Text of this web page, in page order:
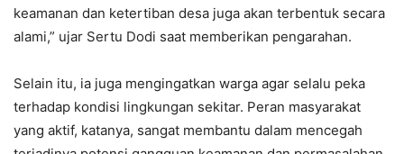
keamanan dan ketertiban desa juga akan terbentuk secara
alami,” ujar Sertu Dodi saat memberikan pengarahan.
Selain itu, ia juga mengingatkan warga agar selalu peka
terhadap kondisi lingkungan sekitar. Peran masyarakat
yang aktif, katanya, sangat membantu dalam mencegah